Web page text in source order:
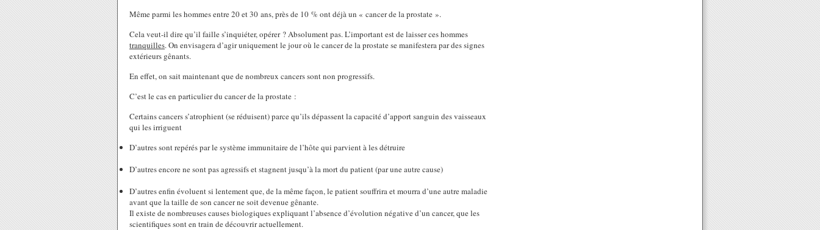
Même parmi les hommes entre 20 et 30 ans, près de 10 % ont déjà un « cancer de la prostate ».
Cela veut-il dire qu’il faille s’inquiéter, opérer ? Absolument pas. L’important est de laisser ces hommes
tranquilles. On envisagera d’agir uniquement le jour où le cancer de la prostate se manifestera par des signes
extérieurs gênants.
En effet, on sait maintenant que de nombreux cancers sont non progressifs.
C’est le cas en particulier du cancer de la prostate :
Certains cancers s’atrophient (se réduisent) parce qu’ils dépassent la capacité d’apport sanguin des vaisseaux
qui les irriguent
D’autres sont repérés par le système immunitaire de l’hôte qui parvient à les détruire
D’autres encore ne sont pas agressifs et stagnent jusqu’à la mort du patient (par une autre cause)
D’autres enfin évoluent si lentement que, de la même façon, le patient souffrira et mourra d’une autre maladie
avant que la taille de son cancer ne soit devenue gênante.
Il existe de nombreuses causes biologiques expliquant l’absence d’évolution négative d’un cancer, que les
scientifiques sont en train de découvrir actuellement.